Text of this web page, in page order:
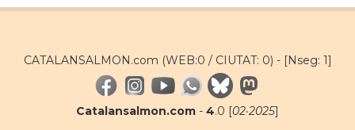
CATALANSALMON.com (WEB:0 / CIUTAT: 0) - [Nseg: 1]
Catalansalmon.com - 4.0 [02·2025]